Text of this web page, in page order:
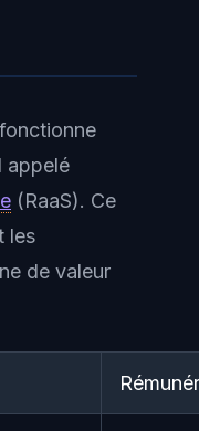
appelé
(RaaS). Ce
les
de valeur